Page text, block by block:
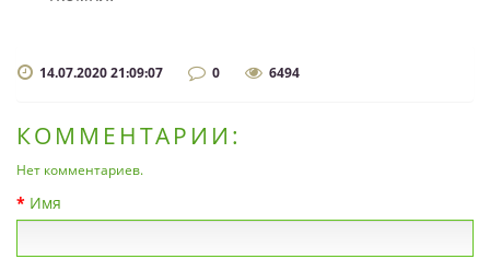
14.07.2020 21:09:07 0 6494
КОММЕНТАРИИ:
Нет комментариев.
Имя